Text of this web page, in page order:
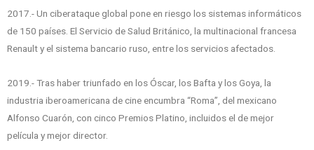
2017.- Un ciberataque global pone en riesgo los sistemas informáticos
de 150 países. El Servicio de Salud Británico, la multinacional francesa
Renault y el sistema bancario ruso, entre los servicios afectados.
2019.- Tras haber triunfado en los Óscar, los Bafta y los Goya, la
industria iberoamericana de cine encumbra “Roma”, del mexicano
Alfonso Cuarón, con cinco Premios Platino, incluidos el de mejor
película y mejor director.